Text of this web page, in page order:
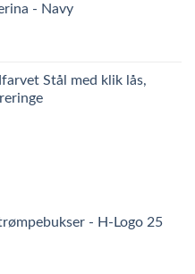
- Navy
Stål med klik lås,
- H-Logo 25